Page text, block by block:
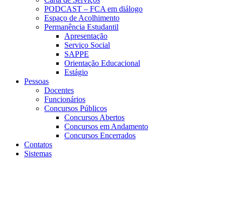
PODCAST – FCA em diálogo
Espaço de Acolhimento
Permanência Estudantil
Apresentação
Serviço Social
SAPPE
Orientação Educacional
Estágio
Pessoas
Docentes
Funcionários
Concursos Públicos
Concursos Abertos
Concursos em Andamento
Concursos Encerrados
Contatos
Sistemas